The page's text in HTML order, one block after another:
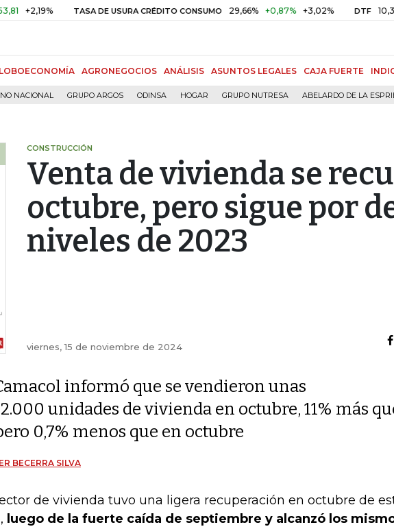
TASA DE USURA CRÉDITO CONSUMO 29,66% +0,87% +3,02% DTF 10,34%
AGRONEGOCIOS ANÁLISIS ASUNTOS LEGALES CAJA FUERTE
NACIONAL GRUPO ARGOS ODINSA HOGAR GRUPO NUTRESA ABELARDO DE LA
CONSTRUCCIÓN
Venta de vivienda se
octubre, pero sigue por
niveles de 2023
viernes, 15 de noviembre de 2024
informó que se vendieron unas
unidades de vivienda en octubre, 11% más
0,7% menos que en octubre
BECERRA SILVA
de vivienda tuvo una ligera recuperación en octubre de
luego de la fuerte caída de septiembre y alcanzó los